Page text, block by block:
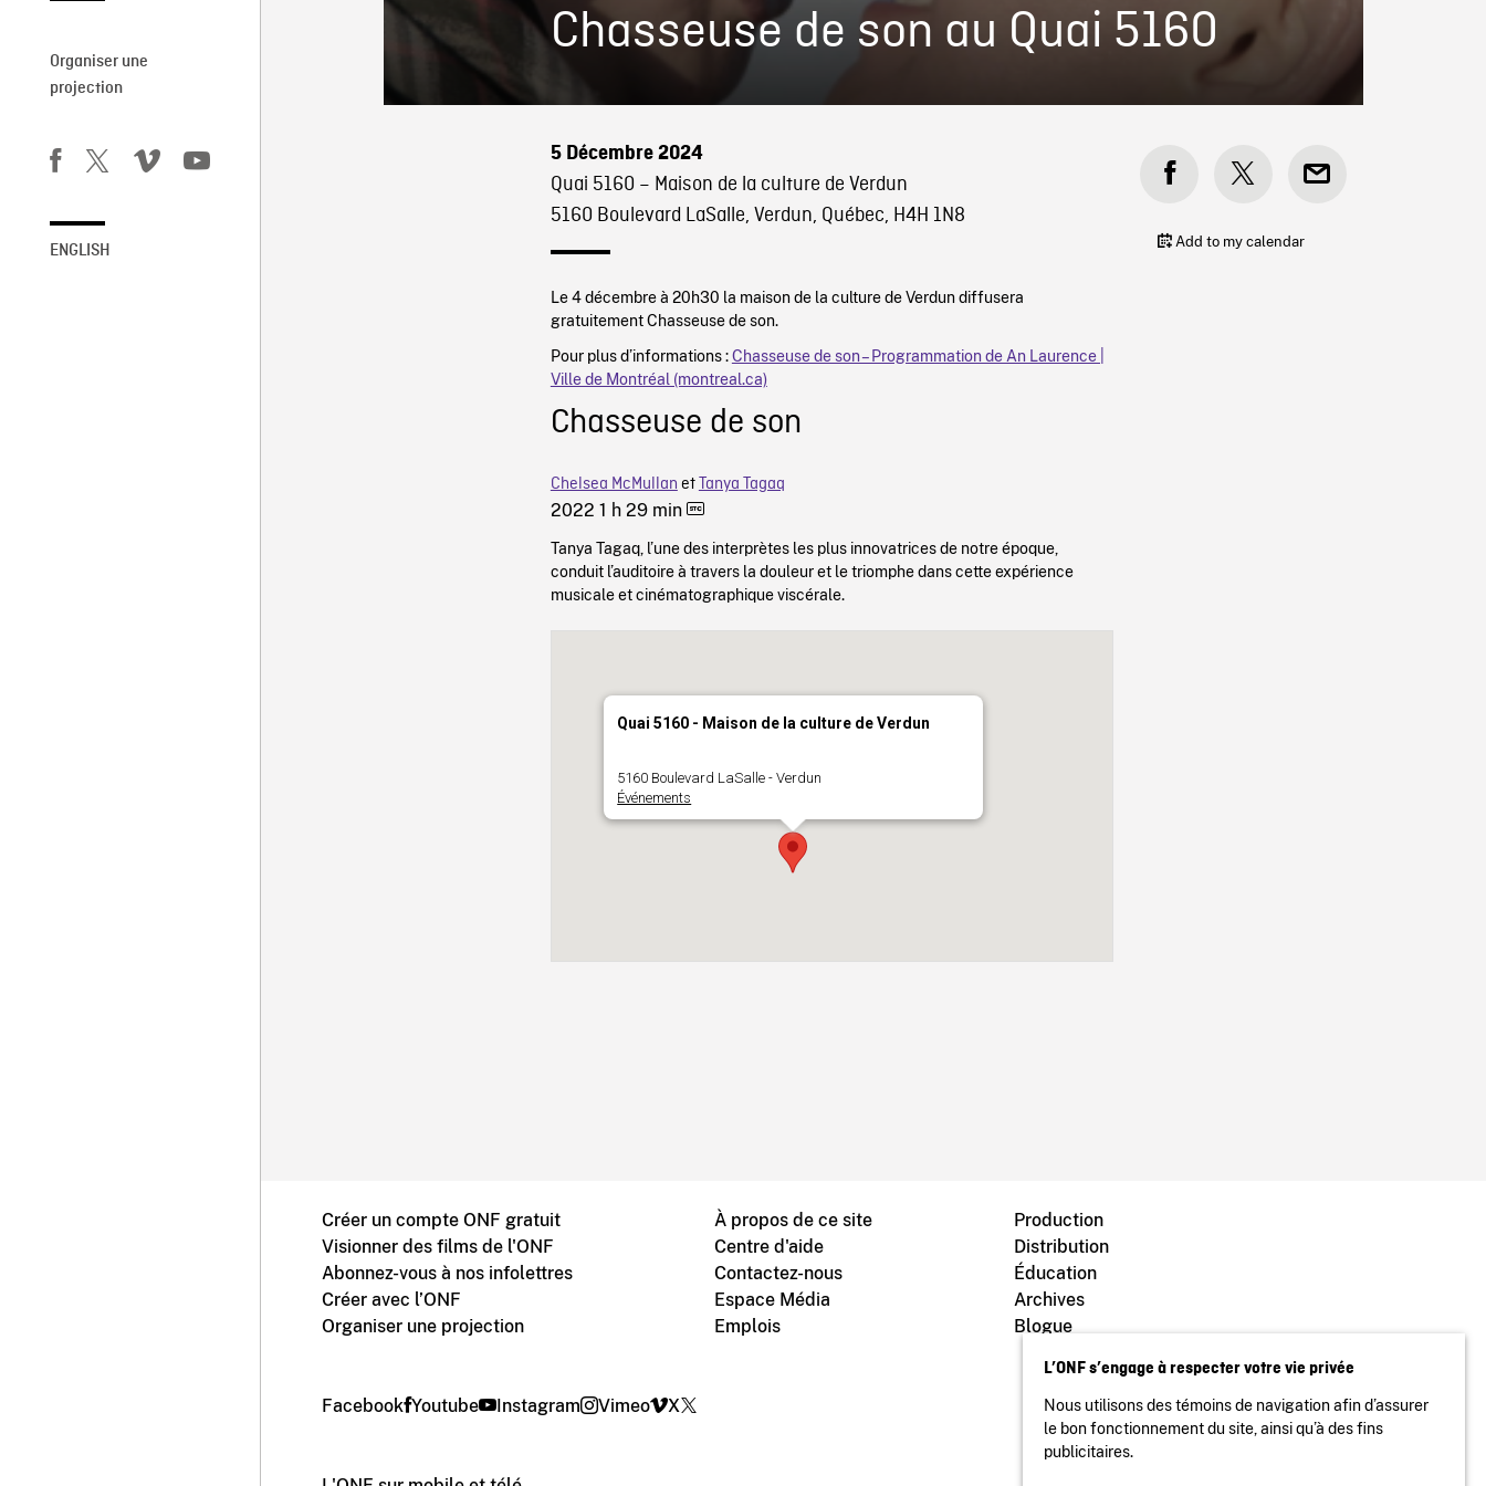
Organiser une
projection
ENGLISH
Chasseuse de son au Quai 5160
5 Décembre 2024
Quai 5160 – Maison de la culture de Verdun
5160 Boulevard LaSalle, Verdun, Québec, H4H 1N8
Le 4 décembre à 20h30 la maison de la culture de Verdun diffusera
gratuitement Chasseuse de son.
Pour plus d’informations :Chasseuse de son – Programmation de An Laurence |
Ville de Montréal (montreal.ca)
Chasseuse de son
Chelsea McMullan etTanya Tagaq
2022 1 h 29 min
Tanya Tagaq, l’une des interprètes les plus innovatrices de notre époque,
conduit l’auditoire à travers la douleur et le triomphe dans cette expérience
musicale et cinématographique viscérale.
Quai 5160 - Maison de la culture de Verdun
5160 Boulevard LaSalle - Verdun
Événements
Add to my calendar
Créer un compte ONF gratuit
Visionner des films de l'ONF
Abonnez-vous à nos infolettres
Créer avec l’ONF
Organiser une projection
À propos de ce site
Centre d'aide
Contactez-nous
Espace Média
Emplois
Production
Distribution
Éducation
Archives
Blogue
Facebook Youtube Instagram Vimeo X
L’ONF s’engage à respecter votre vie privée
Nous utilisons des témoins de navigation afin d’assurer
le bon fonctionnement du site, ainsi qu’à des fins
publicitaires.